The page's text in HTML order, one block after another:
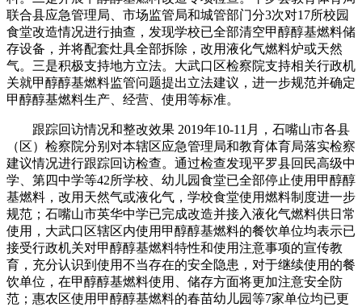
联合县应急管理局、市场监管局和城管部门分3次对17所校园
食堂改造情况进行抽查，发现学校已全部清空甲醇醇基燃料储
存设备，并将配套灶具全部拆除，改用液化气燃料炉或天然
气。三是积极支持地方立法。大武口区检察院支持相关行政机
关就甲醇醇基燃料监管问题提出立法建议，进一步规范并确定
甲醇醇基燃料生产、经营、使用等标准。
跟踪回访情况和整改效果 2019年10-11月，石嘴山市各县
（区）检察院分别对本辖区应急管理局和教育体育局落实检察
建议情况进行跟踪回访检查。通过检查发现平罗县回民高级中
学、第四中学等42所学校、幼儿园食堂已全部停止使用甲醇醇
基燃料，改用天然气或液化气，学校食堂使用燃料制度进一步
规范；石嘴山市英华中学已完成改造并接入液化气燃料供日常
使用，大武口区辖区内使用甲醇醇基燃料的餐饮单位均表示已
接受行政机关对甲醇醇基燃料特性和使用注意事项的宣传教
育，充分认识到使用不当存在的安全隐患，对于继续使用的餐
饮单位，在甲醇醇基燃料使用、储存方面将更加注意安全防
范；惠农区使用甲醇醇基燃料的春苗幼儿园等7家单位均已更